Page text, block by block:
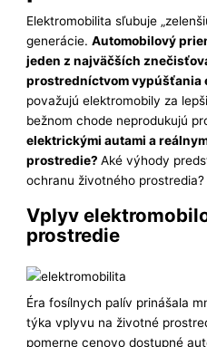
Elektromobilita sľubuje
generácie.Automobilový
jeden z najväčších
prostredníctvom vypúšťania
považujú elektromobily za
bežnom chode neprodukujú
elektrickými autami a
prostredie?Aké výhody
ochranu životného prostredia?
Vplyv
prostredie
Éra fosílnych palív prinášala
týka vplyvu na životné
pomerne cenovo dostupné